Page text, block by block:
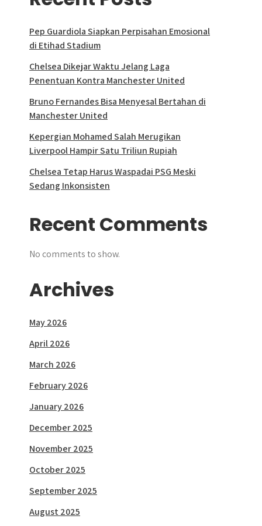
Pep Guardiola Siapkan Perpisahan Emosional
di Etihad Stadium
Chelsea Dikejar Waktu Jelang Laga
Penentuan Kontra Manchester United
Bruno Fernandes Bisa Menyesal Bertahan di
Manchester United
Kepergian Mohamed Salah Merugikan
Liverpool Hampir Satu Triliun Rupiah
Chelsea Tetap Harus Waspadai PSG Meski
Sedang Inkonsisten
Recent Comments
No comments to show.
Archives
May 2026
April 2026
March 2026
February 2026
January 2026
December 2025
November 2025
October 2025
September 2025
August 2025